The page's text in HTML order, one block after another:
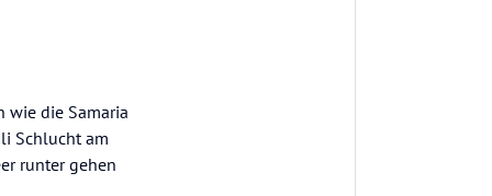
wie die Samaria
Schlucht am
runter gehen